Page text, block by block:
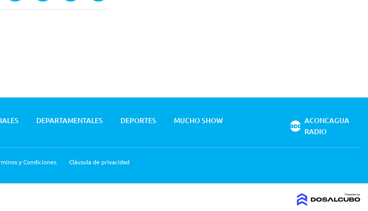
DEPARTAMENTALES DEPORTES
MUCHO SHOW
y Condiciones Cláusula de privacidad
ACONCAGUA
RADIO